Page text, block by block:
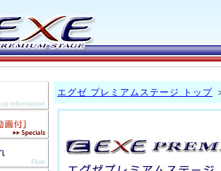
エグゼ プレミアムステージ トップ